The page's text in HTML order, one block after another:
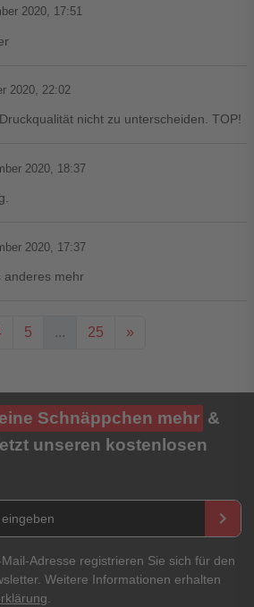
2020, 17:51
2020, 22:02
nicht zu unterscheiden. TOP!
2020, 18:37
2020, 17:37
anderes mehr
5 ... 25 »
Schnäppchen mehr &
unseren kostenlosen
keyboard_arrow_right
Adresse registrieren Sie sich für den
Weitere Informationen erhalten
.